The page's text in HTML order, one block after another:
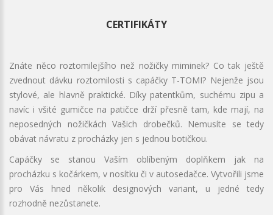
CERTIFIKÁTY
Znáte něco roztomilejšího než nožičky miminek? Co tak ještě
zvednout dávku roztomilosti s capáčky T-TOMI? Nejenže jsou
stylové, ale hlavně praktické. Díky patentkům, suchému zipu a
navíc i všité gumičce na patičce drží přesně tam, kde mají, na
neposedných nožičkách Vašich drobečků. Nemusíte se tedy
obávat návratu z procházky jen s jednou botičkou.
Capáčky se stanou Vaším oblíbeným doplňkem jak na
procházku s kočárkem, v nosítku či v autosedačce. Vytvořili jsme
pro Vás hned několik designových variant, u jedné tedy
rozhodně nezůstanete.